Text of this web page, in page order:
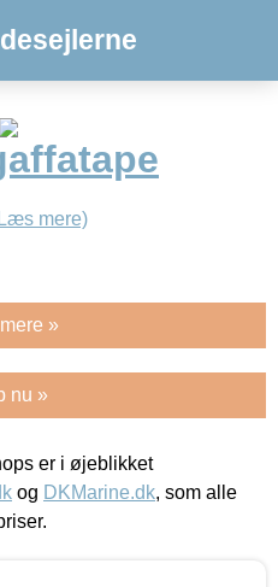
mere)
»
nu »
er i øjeblikket
og DKMarine.dk, som alle